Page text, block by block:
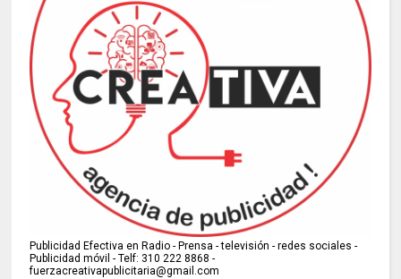
Publicidad Efectiva en Radio - Prensa - televisión - redes sociales -
Publicidad móvil - Telf: 310 222 8868 -
fuerzacreativapublicitaria@gmail.com